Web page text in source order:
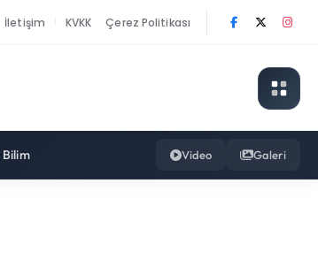
İletişim KVKK Çerez Politikası
Bilim Video Galeri